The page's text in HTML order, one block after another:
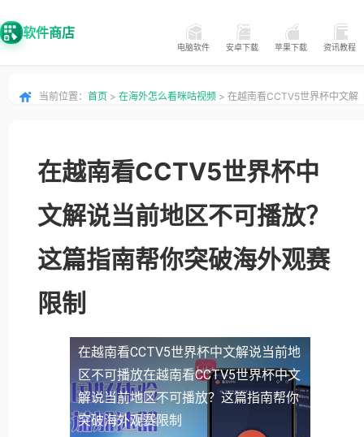
软件商店
电脑软件 安卓下载 苹果下载 资讯教程
当前位置： 首页 > 在海外怎么看咪咕视频 > 在越南看CCTV5世界杯中文解
在越南看CCTV5世界杯中
文解说当前地区不可播放？
这篇指南帮你突破海外观赛
限制
在越南看CCTV5世界杯中文解说当前地
区不可播放在越南看CCTV5世界杯中文
解说当前地区不可播放？这篇指南帮你
突破海外观赛限制